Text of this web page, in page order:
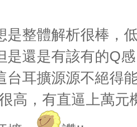
是整體解析很棒，
是還是有該有的Q
台耳擴源源不絕得
高，有直逼上萬元